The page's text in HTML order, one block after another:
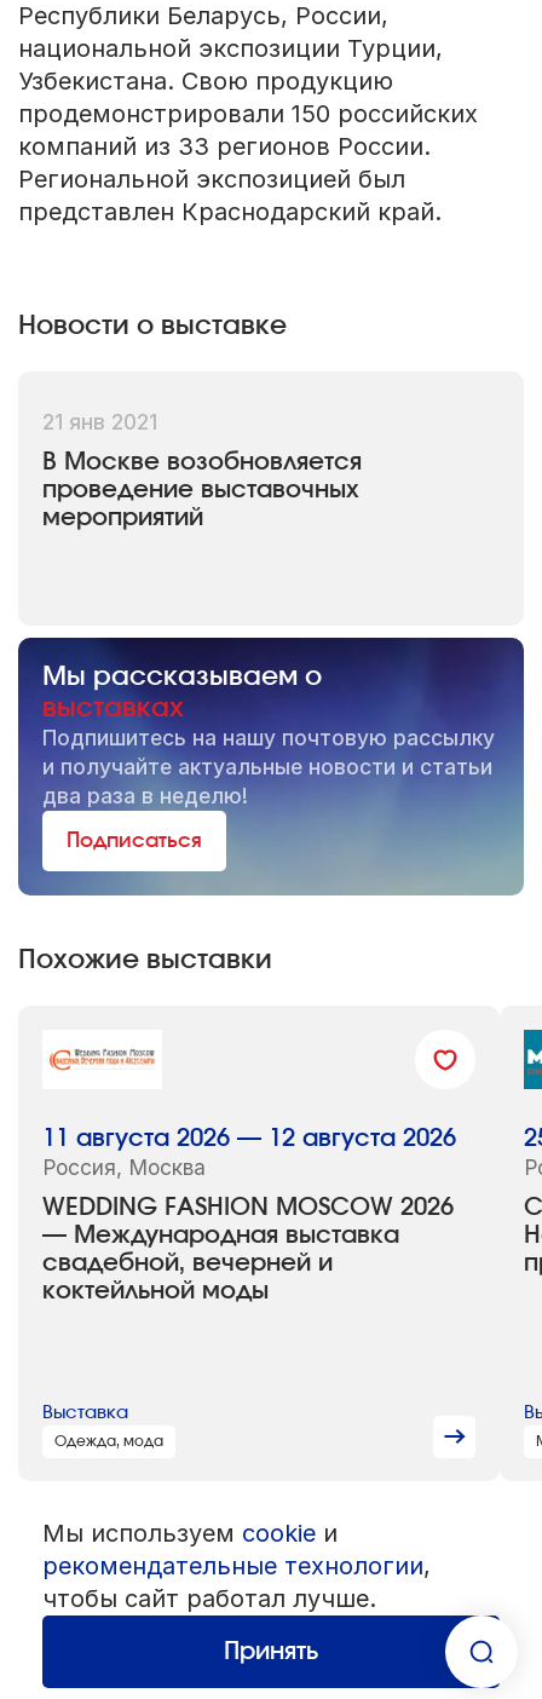
Республики Беларусь, России,
национальной экспозиции Турции,
Узбекистана. Свою продукцию
продемонстрировали 150 российских
компаний из 33 регионов России.
Региональной экспозицией был
представлен Краснодарский край.
Новости о выставке
21 янв 2021
В Москве возобновляется
проведение выставочных
мероприятий
Мы рассказываем о
выставках
Подпишитесь на нашу почтовую рассылку
и получайте актуальные новости и статьи
два раза в неделю!
Подписаться
Похожие выставки
WEDDING FASHION MOSCOW 2026
— Международная выставка
свадебной, вечерней и
коктейльной моды
11 августа 2026 — 12 августа 2026
Россия, Москва
Выставка
Одежда, мода
© 1992 — 2026 ООО «НЕГУС ЭКСПО Интернэшнл»
Все права защищены. Использование материалов возможно только
со ссылкой на источник.
Политика конфиденциальности
Пользовательское соглашение
Мы используем cookieи
рекомендательные технологии,
чтобы сайт работал лучше.
Принять